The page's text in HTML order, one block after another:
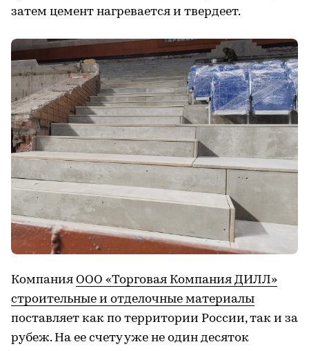
затем цемент нагревается и твердеет.
Компания ООО «Торговая Компания ДИЛЛ»
строительные и отделочные материалы
поставляет как по территории России, так и за
рубеж. На ее счету уже не один десяток